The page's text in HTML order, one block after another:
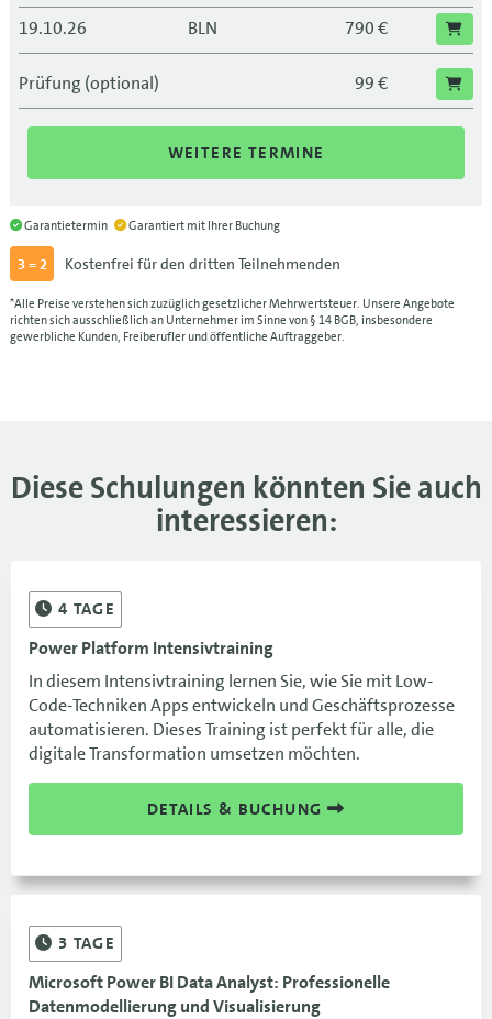
19.10.26 BLN
790 €
19.10.26
790 €
30.11.26
21.12.26
MUC
790 €
Prüfung (optional) 99 €
WEITERE TERMINE
Garantietermin Garantiert mit Ihrer Buchung
3 = 2 Kostenfrei für den dritten Teilnehmenden
*Alle Preise verstehen sich zuzüglich gesetzlicher Mehrwertsteuer. Unsere Angebote
richten sich ausschließlich an Unternehmer im Sinne von § 14 BGB, insbesondere
gewerbliche Kunden, Freiberufler und öffentliche Auftraggeber.
Diese Schulungen könnten Sie auch
interessieren:
4 TAGE
Power Platform Intensivtraining
In diesem Intensivtraining lernen Sie, wie Sie mit Low-
Code-Techniken Apps entwickeln und Geschäftsprozesse
automatisieren. Dieses Training ist perfekt für alle, die
digitale Transformation umsetzen möchten.
DETAILS & BUCHUNG
3 TAGE
Microsoft Power BI Data Analyst: Professionelle
Datenmodellierung und Visualisierung